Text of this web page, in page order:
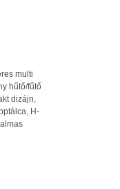
multi
hűtő/fűtő
dizájn,
H-